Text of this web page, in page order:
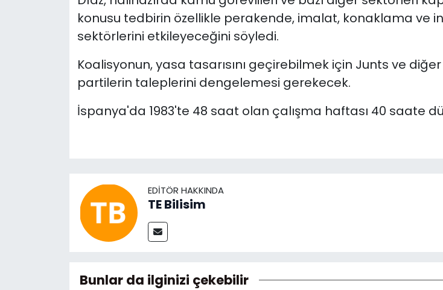
konusu tedbirin özellikle perakende, imalat, konaklama ve
sektörlerini etkileyeceğini söyledi.
Koalisyonun, yasa tasarısını geçirebilmek için Junts ve
partilerin taleplerini dengelemesi gerekecek.
İspanya'da 1983'te 48 saat olan çalışma haftası 40 saate
EDITÖR HAKKINDA
TE Bilisim
Bunlar da ilginizi çekebilir